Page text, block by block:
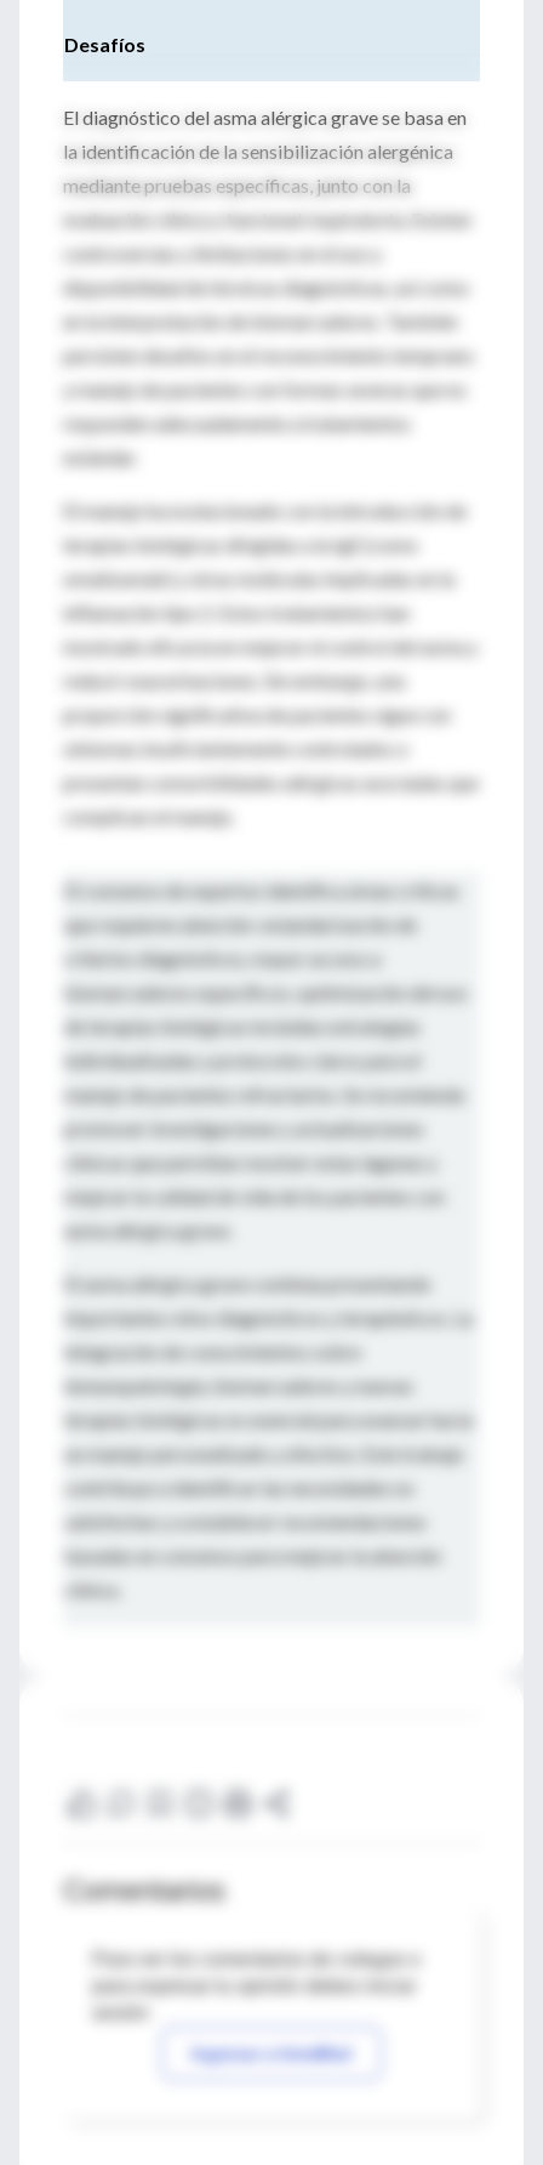
Desafíos
El diagnóstico del asma alérgica grave se basa en
la identificación de la sensibilización alergénica
mediante pruebas específicas, junto con la
evaluación clínica y funcional respiratoria. Existen
controversias y limitaciones en el uso y
disponibilidad de técnicas diagnósticas, así como
en la interpretación de biomarcadores. También
persisten desafíos en el reconocimiento temprano
y manejo de pacientes con formas severas que no
responden adecuadamente a tratamientos
estándar.
El manejo ha evolucionado con la introducción de
terapias biológicas dirigidas a la IgE (como
omalizumab) y otras moléculas implicadas en la
inflamación tipo 2. Estos tratamientos han
mostrado eficacia en mejorar el control del asma y
reducir exacerbaciones. Sin embargo, una
proporción significativa de pacientes sigue con
síntomas insuficientemente controlados o
presentan comorbilidades alérgicas asociadas que
complican el manejo.
El consenso de expertos identifica áreas críticas
que requieren atención: estandarización de
criterios diagnósticos, mayor acceso a
biomarcadores específicos, optimización del uso
de terapias biológicas incluidas estrategias
individualizadas y protocolos claros para el
manejo de pacientes refractarios. Se recomienda
promover investigaciones y actualizaciones
clínicas que permitan resolver estas lagunas y
mejorar la calidad de vida de los pacientes con
asma alérgica grave.
El asma alérgica grave continúa presentando
importantes retos diagnósticos y terapéuticos. La
integración de conocimientos sobre
inmunopatología, biomarcadores y nuevas
terapias biológicas es esencial para avanzar hacia
un manejo personalizado y efectivo. Este trabajo
contribuye a identificar las necesidades no
satisfechas y a establecer recomendaciones
basadas en consenso para mejorar la atención
clínica.
Comentarios
Para ver los comentarios de colegas o
Ingresar a IntraMed